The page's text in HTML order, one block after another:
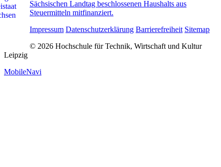
Sächsischen Landtag beschlossenen Haushalts aus
Steuermitteln mitfinanziert.
Impressum Datenschutzerklärung Barrierefreiheit Sitemap
© 2026 Hochschule für Technik, Wirtschaft und Kultur
Leipzig
MobileNavi